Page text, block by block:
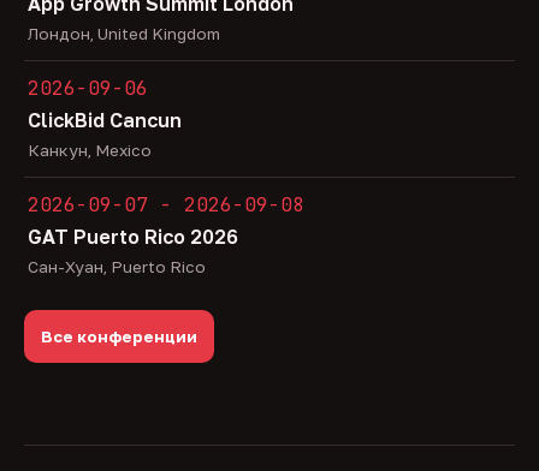
Лондон, United Kingdom
2026-09-06
ClickBid Cancun
Канкун, Mexico
2026-09-07 - 2026-09-08
GAT Puerto Rico 2026
Сан-Хуан, Puerto Rico
Все конференции